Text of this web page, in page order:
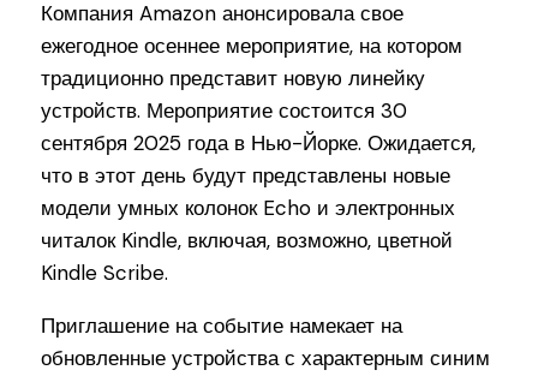
Компания Amazon анонсировала свое
ежегодное осеннее мероприятие, на котором
традиционно представит новую линейку
устройств. Мероприятие состоится 30
сентября 2025 года в Нью-Йорке. Ожидается,
что в этот день будут представлены новые
модели умных колонок Echo и электронных
читалок Kindle, включая, возможно, цветной
Kindle Scribe.
Приглашение на событие намекает на
обновленные устройства с характерным синим